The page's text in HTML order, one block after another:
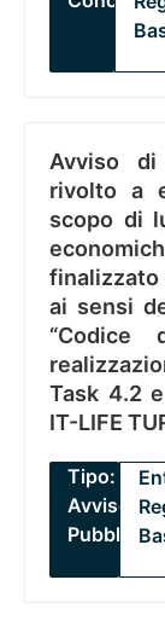
Avviso di
rivolto a
scopo di
finalizzato
ai sensi
“Codice
Task 4.2
IT-LIFE
Tipo:
Avviso
Pubblico